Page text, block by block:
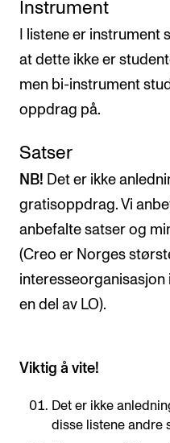
INTERNASJONALT
Utveksling
Internasjonal strategi
Samarbeidsprosjekter
IN.TUNE
AKTUELT
Arrangementer og
Nyheter og historier
Ledige stillinger
INFO
Om Norges
Kontakt oss
Instrument
I listene er instrument
at dette ikke er
men bi-instrument
oppdrag på.
Satser
NB! Det er ikke
gratisoppdrag. Vi
anbefalte satser og
(Creo er Norges
en del av LO).
Viktig å vite!
Det er ikke
disse listene andre